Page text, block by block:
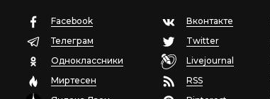
Facebook
Вконтакте
Телеграм
Twitter
Одноклассники
Livejournal
Миртесен
RSS